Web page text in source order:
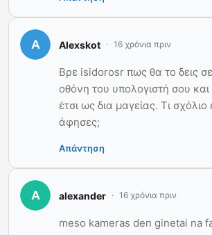
Alexskot 16 χρόνια πριν
Βρε isidorosr πως θα το δεις
οθόνη του υπολογιστή σου και
έτσι ως δια μαγείας. Τι σχόλιο
άφησες;
Απάντηση
alexander 16 χρόνια πριν
meso kameras den ginetai na